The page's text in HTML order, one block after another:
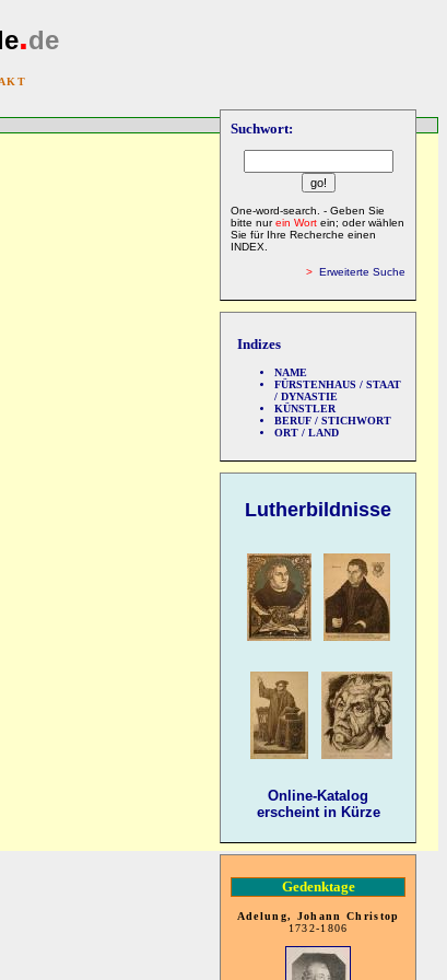
.de
Suchwort:
One-word-search. - Geben Sie
bitte nurein Wort ein; oder wählen
Sie für Ihre Recherche einen
INDEX.
> Erweiterte Suche
Indizes
NAME
FÜRSTENHAUS / STAAT
/ DYNASTIE
KÜNSTLER
BERUF / STICHWORT
ORT / LAND
Lutherbildnisse
Online-Katalog
erscheint in Kürze
Gedenktage
Adelung, Johann Christop
1732-1806